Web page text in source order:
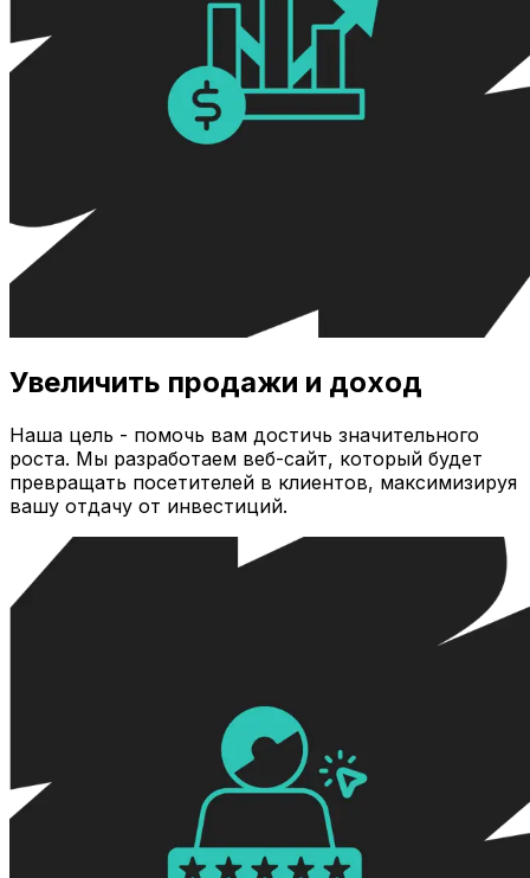
Увеличить продажи и доход
Наша цель - помочь вам достичь значительного
роста. Мы разработаем веб-сайт, который будет
превращать посетителей в клиентов, максимизируя
вашу отдачу от инвестиций.